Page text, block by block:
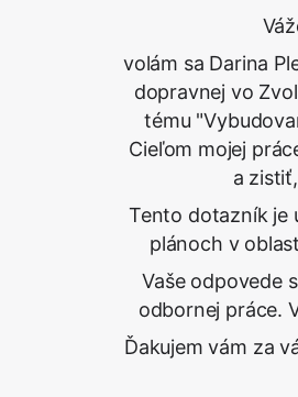
volám sa Darina
dopravnej vo
tému
Cieľom mojej
a
Tento dotazník je
plánoch v
Vaše odpovede
odbornej práce.
Ďakujem vám za